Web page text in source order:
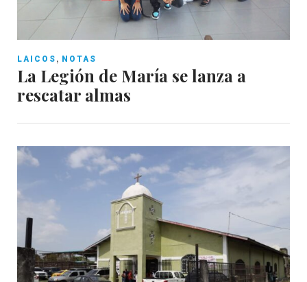
LAICOS , NOTAS
La Legión de María se lanza a
rescatar almas